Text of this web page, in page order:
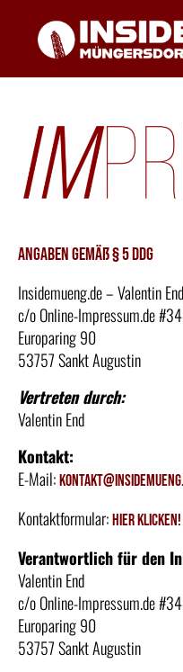
Angaben gemäß § 5 DDG
Insidemueng.de – Valentin End
c/o Online-Impressum.de
Europaring 90
53757 Sankt Augustin
Vertreten durch:
Valentin End
Kontakt:
E-Mail:
Kontaktformular: hier klicken!
Verantwortlich für den
Valentin End
c/o Online-Impressum.de
Europaring 90
53757 Sankt Augustin